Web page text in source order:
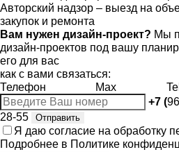
Авторский надзор – выезд на
закупок и ремонта
Вам нужен дизайн-проект? Мы
дизайн-проектов под вашу
его для вас
как с вами связаться:
Телефон
Max
+7 (
28-55
Отправить
Я даю согласие на обработку
Подробнее в Политике